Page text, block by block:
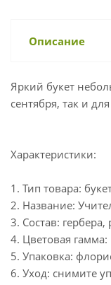
Описание
Яркий букет
сентября, так и
Характеристики:
1. Тип товара:
2. Название:
3. Состав:
4. Цветовая
5. Упаковка:
6. Уход: снимите